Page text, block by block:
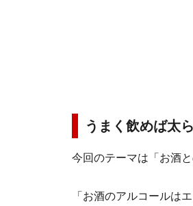
うまく飲めば太
今回のテーマは「お酒
「お酒のアルコールは